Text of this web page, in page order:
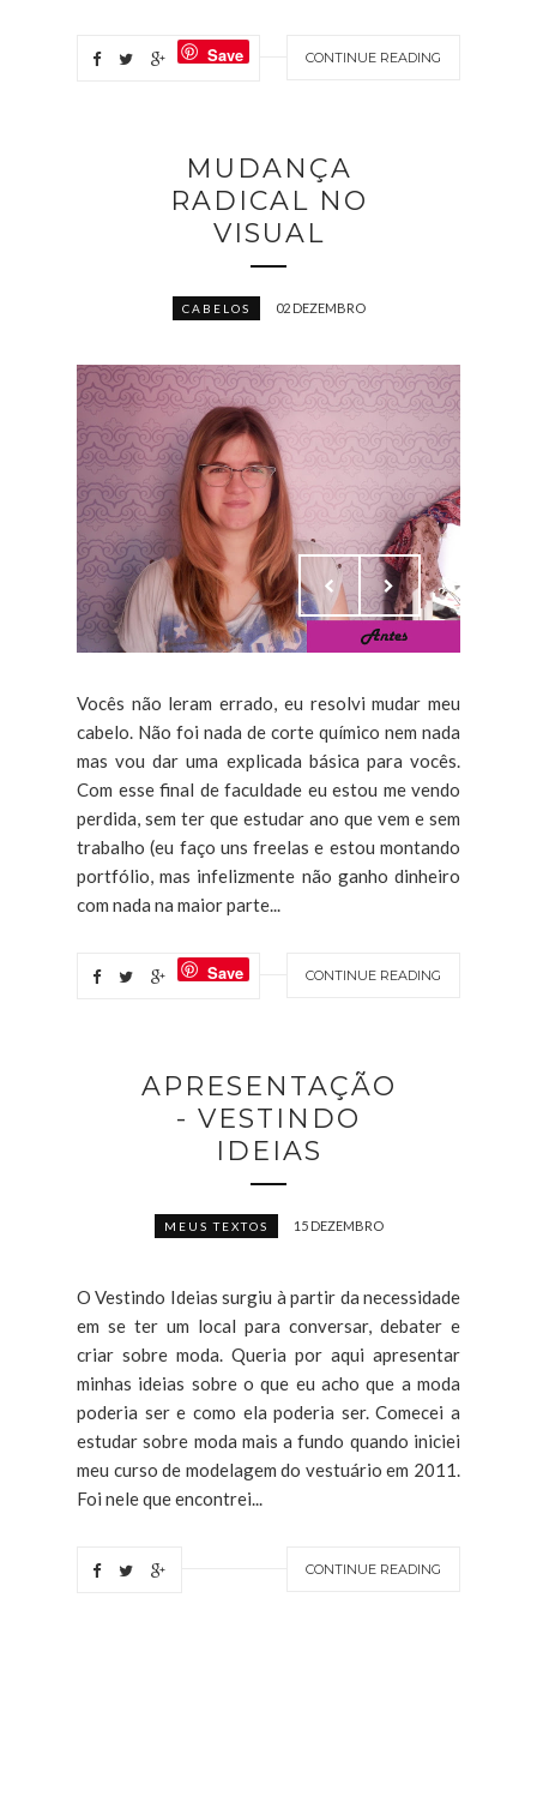
CONTINUE READING
Save
MUDANÇA
RADICAL NO
VISUAL
CABELOS 02 DEZEMBRO
Vocês não leram errado, eu resolvi mudar meu
cabelo. Não foi nada de corte químico nem nada
mas vou dar uma explicada básica para vocês.
Com esse final de faculdade eu estou me vendo
perdida, sem ter que estudar ano que vem e sem
trabalho (eu faço uns freelas e estou montando
portfólio, mas infelizmente não ganho dinheiro
com nada na maior parte...
CONTINUE READING
Save
APRESENTAÇÃO
- VESTINDO
IDEIAS
MEUS TEXTOS 15 DEZEMBRO
O Vestindo Ideias surgiu à partir da necessidade
em se ter um local para conversar, debater e
criar sobre moda. Queria por aqui apresentar
minhas ideias sobre o que eu acho que a moda
poderia ser e como ela poderia ser. Comecei a
estudar sobre moda mais a fundo quando iniciei
meu curso de modelagem do vestuário em 2011.
Foi nele que encontrei...
CONTINUE READING